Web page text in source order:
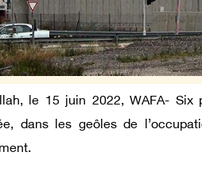
le 15 juin 2022, WAFA- Six
dans les geôles de